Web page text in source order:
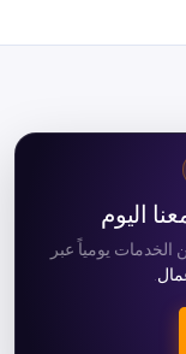
اليوم
يومياً عبر